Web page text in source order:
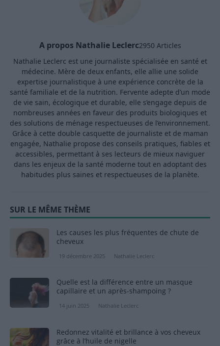
A propos Nathalie Leclerc2950 Articles
Nathalie Leclerc est une journaliste spécialisée en santé et
médecine. Mère de deux enfants, elle allie une solide
expertise journalistique à une expérience concrète de la
santé familiale et de la nutrition. Fervente adepte d’un mode
de vie sain, écologique et durable, elle s’engage depuis de
nombreuses années en faveur des produits biologiques et
des solutions de ménage respectueuses de l’environnement.
Grâce à cette double casquette de journaliste et de maman
engagée, Nathalie propose des conseils pratiques, fiables et
accessibles, permettant à ses lecteurs de mieux naviguer
dans les enjeux de la santé moderne tout en adoptant des
habitudes plus saines et respectueuses de la planète.
SUR LE MÊME THÈME
Les causes les plus fréquentes de chute de
cheveux
19 décembre 2025 Nathalie Leclerc
Quelle est la différence entre un masque
capillaire et un après-shampoing ?
14 juin 2025 Nathalie Leclerc
Redonnez vitalité et brillance à vos cheveux
grâce à l’huile de nigelle